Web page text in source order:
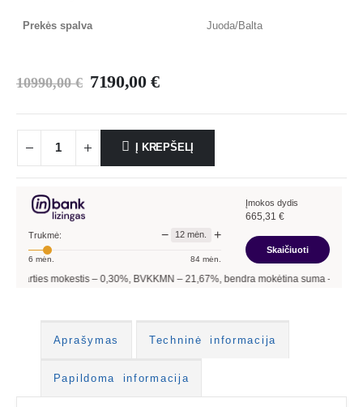
Prekės spalva Juoda/Balta
10990,00€ 7190,00 €
Į KREPŠELĮ
Trukmė: − 12 mėn. +
6 mėn. 84mėn.
Įmokos dydis
665,31 €
Skaičiuoti
– 0,30%, BVKKMN –21,67%, bendra mokėtina suma –7 983,72€,
Aprašymas Techninė informacija
Papildoma informacija